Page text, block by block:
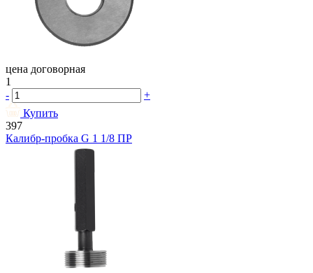
цена договорная
1
-
+
Купить
397
Калибр-пробка G 1 1/8 ПР